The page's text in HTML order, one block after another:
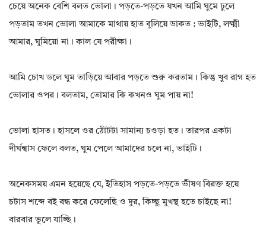
চেয়ে অনেক বেশি বলত ভোলা। পড়তে-পড়তে যখন আমি ঘুমে ঢুলে
পড়তাম তখন ভোলা আমাকে মাথায় হাত বুলিয়ে ডাকত : ভাইটি, লক্ষ্মী
আমার, ঘুমিয়ো না। কাল যে পরীক্ষা।
আমি চোখ ডলে ঘুম তাড়িয়ে আবার পড়তে শুরু করতাম। কিন্তু খুব রাগ হত
ভোলার ওপর। বলতাম, তোমার কি কখনও ঘুম পায় না!
ভোলা হাসত। হাসলে ওর ঠোঁটটা সামান্য চওড়া হত। তারপর একটা
দীর্ঘশ্বাস ফেলে বলত, ঘুম পেলে আমাদের চলে না, ভাইটি।
অনেকসময় এমন হয়েছে যে, ইতিহাস পড়তে-পড়তে ভীষণ বিরক্ত হয়ে
চটাস শব্দে বই বন্ধ করে ফেলেছি ও দুর, কিচ্ছু মুখস্থ হতে চাইছে না!
বারবার ভুলে যাচ্ছি।